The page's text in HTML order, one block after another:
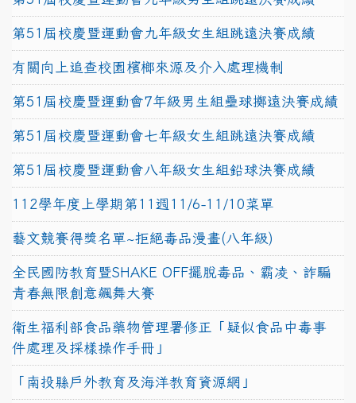
第51屆校慶暨運動會九年級女生組跳遠決賽成績
有關向上追查校園檳榔來源及介入處理機制
第51屆校慶暨運動會7年級男生組壘球擲遠決賽成績
第51屆校慶暨運動會七年級女生組跳遠決賽成績
第51屆校慶暨運動會八年級女生組鉛球決賽成績
112學年度上學期第11週11/6-11/10菜單
藝文競賽得獎名單~拒絕毒品漫畫(八年級)
全民國防教育暨SHAKE OFF擺脫毒品、霸凌、詐騙
青春無限創意飆舞大賽
衛生福利部食品藥物管理署修正「疑似食品中毒事
件處理及採樣操作手冊」
「南投縣戶外教育及海洋教育資源網」